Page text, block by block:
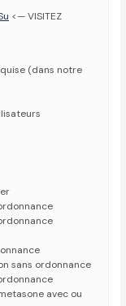
<— VISITEZ
(dans notre
sans ordonnance
avec ou